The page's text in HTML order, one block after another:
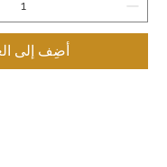
أضِف إلى